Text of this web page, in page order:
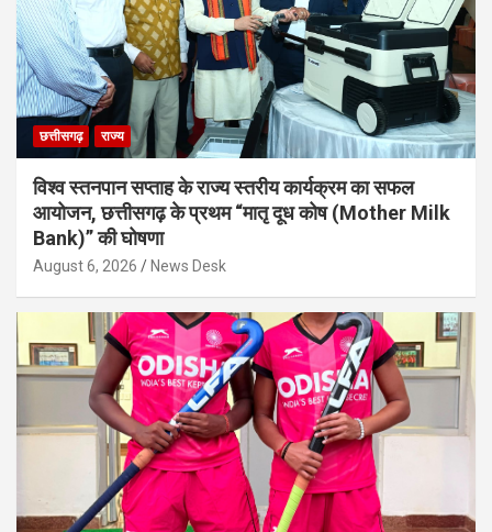
छत्तीसगढ़ राज्य
विश्व स्तनपान सप्ताह के राज्य स्तरीय कार्यक्रम का सफल
आयोजन, छत्तीसगढ़ के प्रथम “मातृ दूध कोष (Mother Milk
Bank)” की घोषणा
August 6, 2026 News Desk